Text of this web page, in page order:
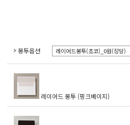
봉투옵션 레이어드봉투(초코)_0원(장당)
레이어드 봉투 (핑크베이지)